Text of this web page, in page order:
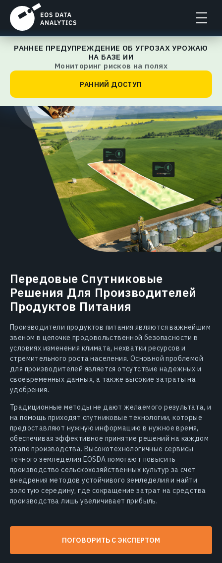
РАННЕЕ ПРЕДУПРЕЖДЕНИЕ ОБ УГРОЗАХ УРОЖАЮ
НА БАЗЕ ИИ
Мониторинг рисков на полях
РАННИЙ ДОСТУП
EOSDA Crop Monitoring
Передовые Спутниковые
Решения Для Производителей
Продуктов Питания
Производители продуктов питания являются важнейшим
звеном в цепочке продовольственной безопасности в
условиях изменения климата, нехватки ресурсов и
стремительного роста населения. Основной проблемой
для производителей является отсутствие надежных и
своевременных данных, а также высокие затраты на
удобрения.
Традиционные методы не дают желаемого результата, и
на помощь приходят спутниковые технологии, которые
предоставляют нужную информацию в нужное время,
обеспечивая эффективное принятие решений на каждом
этапе производства. Высокотехнологичные сервисы
точного земледелия EOSDA помогают повысить
производство сельскохозяйственных культур за счет
внедрения методов устойчивого земледелия и найти
золотую середину, где сокращение затрат на средства
производства лишь увеличивает прибыль.
ПОГОВОРИТЬ С ЭКСПЕРТОМ